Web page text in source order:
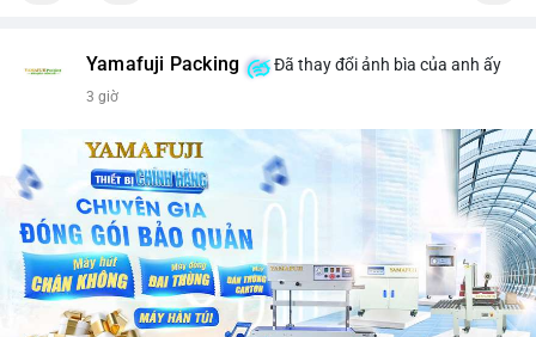
Yamafuji Packing Đã thay đổi ảnh bìa của anh ấy
3 giờ